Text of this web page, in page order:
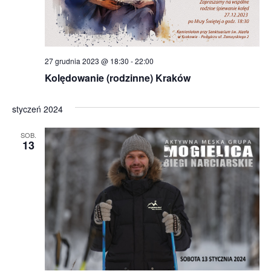
Kolędowanie (rodzinne) Kraków
27 grudnia 2023 @ 18:30 -22:00
styczeń 2024
SOB.
13